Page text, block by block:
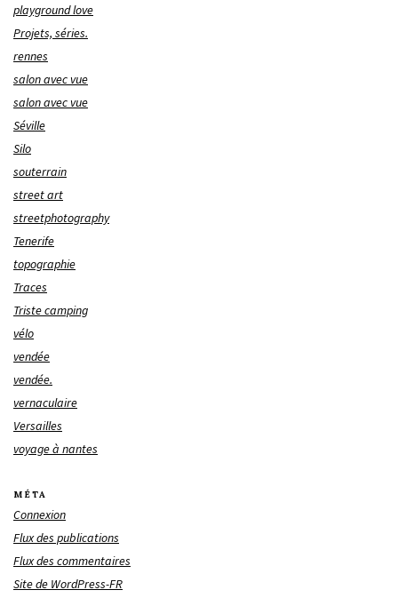
playground love
Projets, séries.
rennes
salon avec vue
salon avec vue
Séville
Silo
souterrain
street art
streetphotography
Tenerife
topographie
Traces
Triste camping
vélo
vendée
vendée.
vernaculaire
Versailles
voyage à nantes
MÉTA
Connexion
Flux des publications
Flux des commentaires
Site de WordPress-FR